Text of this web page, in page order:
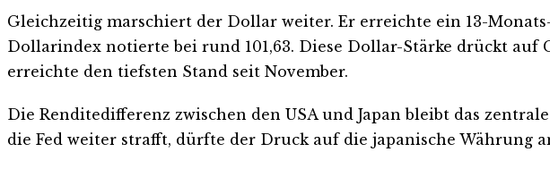
Gleichzeitig marschiert der Dollar weiter. Er erreichte ein 13-
Dollarindex notierte bei rund 101,63. Diese Dollar-Stärke drückt auf
erreichte den tiefsten Stand seit November.
Die Renditedifferenz zwischen den USA und Japan bleibt das
die Fed weiter strafft, dürfte der Druck auf die japanische Währung